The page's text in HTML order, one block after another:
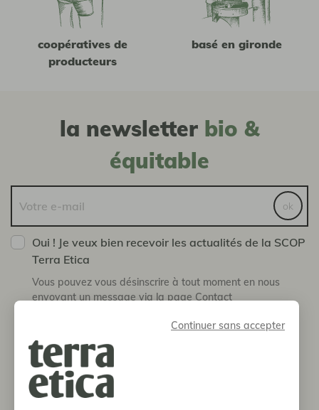
Continuer sans accepter
coopératives de
producteurs
basé en gironde
la newsletter bio &
équitable
Oui ! Je veux bien recevoir les actualités de la SCOP
Terra Etica
Vous pouvez vous désinscrire à tout moment en nous
envoyant un message via la page Contact
ok
boutique
notre histoire